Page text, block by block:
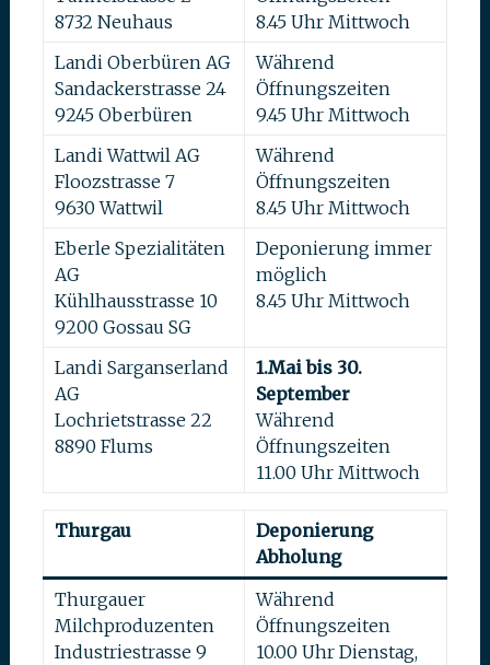
8732 Neuhaus
8.45 Uhr Mittwoch
Landi Oberbüren AG
Sandackerstrasse 24
9245 Oberbüren
Während
Öffnungszeiten
9.45 Uhr Mittwoch
Landi Wattwil AG
Floozstrasse 7
9630 Wattwil
Während
Öffnungszeiten
8.45 Uhr Mittwoch
Eberle Spezialitäten
AG
Kühlhausstrasse 10
9200 Gossau SG
Deponierung immer
möglich
8.45 Uhr Mittwoch
Landi Sarganserland
AG
Lochrietstrasse 22
8890 Flums
1.Mai bis 30.
September
Während
Öffnungszeiten
11.00 Uhr Mittwoch
Thurgau
Deponierung
Abholung
Thurgauer
Milchproduzenten
Industriestrasse 9
Während
Öffnungszeiten
10.00 Uhr Dienstag,